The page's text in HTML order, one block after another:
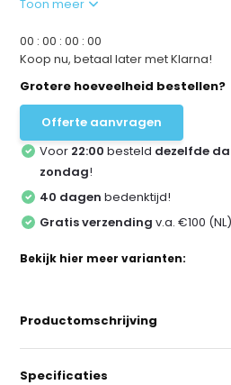
Toon meer
00 :00 :00 :00
Koop nu, betaal later met Klarna!
Grotere hoeveelheid bestellen?
Offerte aanvragen
Voor 22:00 besteld dezelfde
zondag!
40 dagen bedenktijd!
Gratis verzending v.a. €100
Bekijk hier meer varianten:
Productomschrijving
Specificaties